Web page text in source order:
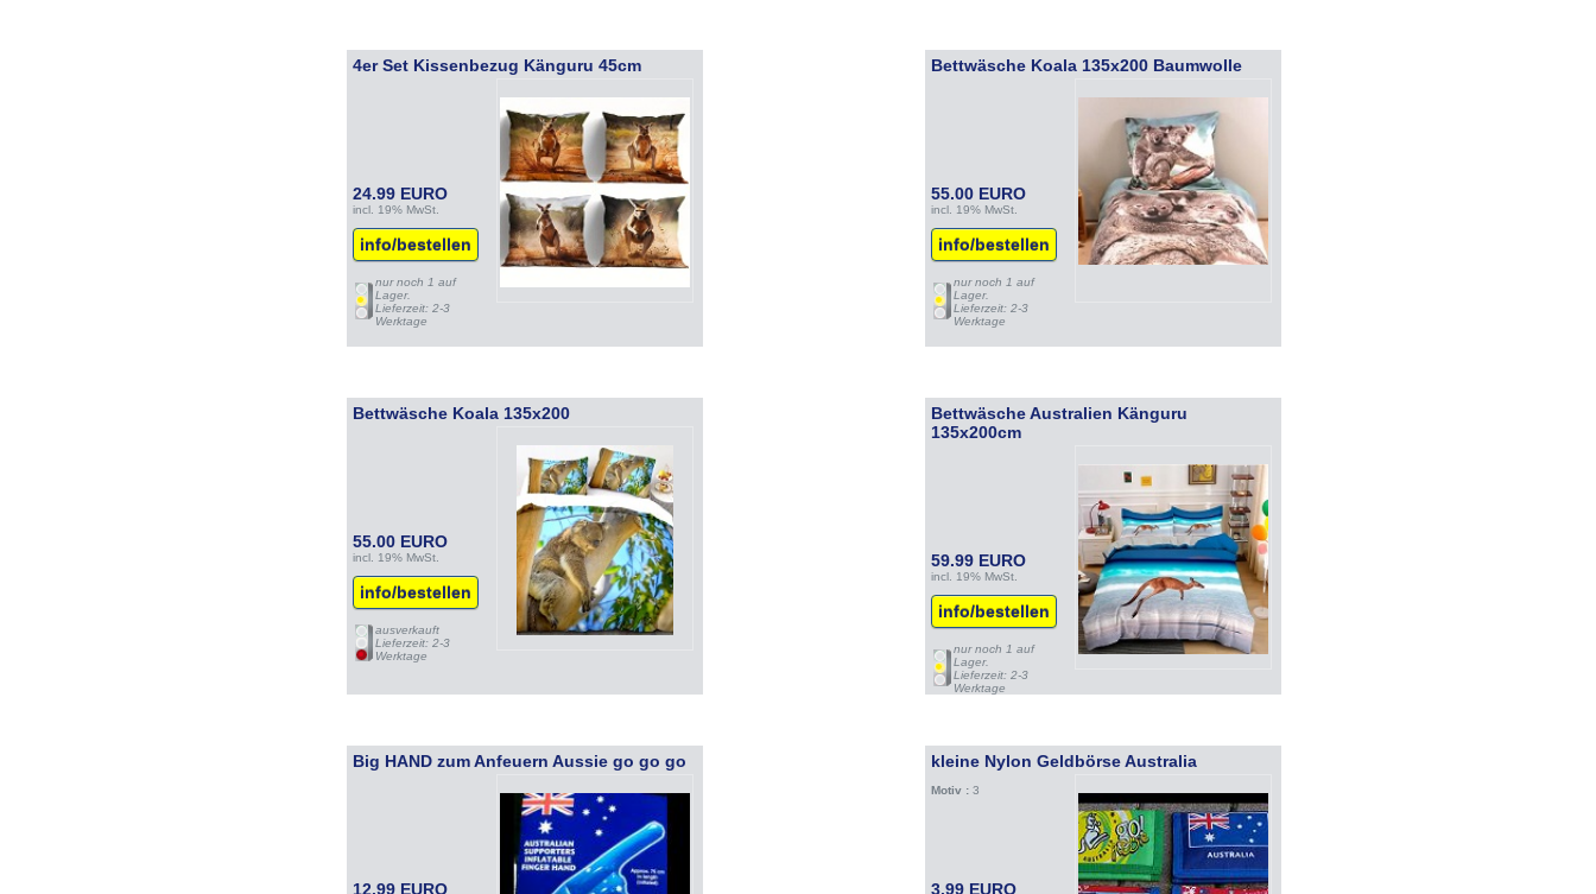
4er Set Kissenbezug Känguru 45cm
24.99 EURO
incl. 19% MwSt.
info/bestellen
nur noch 1 auf
Lager.
Lieferzeit: 2-3
Werktage
Bettwäsche Koala 135x200 Baumwolle
55.00 EURO
incl. 19% MwSt.
info/bestellen
nur noch 1 auf
Lager.
Lieferzeit: 2-3
Werktage
Bettwäsche Koala 135x200
55.00 EURO
incl. 19% MwSt.
info/bestellen
ausverkauft
Lieferzeit: 2-3
Werktage
Bettwäsche Australien Känguru
135x200cm
59.99 EURO
incl. 19% MwSt.
info/bestellen
nur noch 1 auf
Lager.
Lieferzeit: 2-3
Werktage
Big HAND zum Anfeuern Aussie go go go
12.99 EURO
kleine Nylon Geldbörse Australia
Motiv : 3
3.99 EURO